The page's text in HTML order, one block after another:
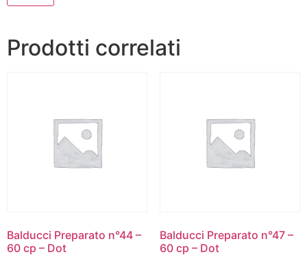
Prodotti correlati
Balducci Preparato n°44 –
60 cp – Dot
Balducci Preparato n°47 –
60 cp – Dot